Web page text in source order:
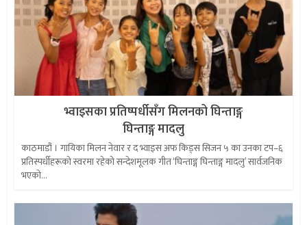
भ्वाइसका प्रतिष्पर्धीसँग मिलनको घिन्ताङ्ग
घिन्ताङ्ग मादलु
काठमाडौं । गायिका मिलन नेवार र द भ्वाइस अफ किड्स सिजन ५ का उनका टप–६
प्रतिस्पर्धीहरूको स्वरमा रहेको सन्देशमूलक गीत ‘घिन्ताङ्ग घिन्ताङ्ग मादलु’ सार्वजनिक
भएको...